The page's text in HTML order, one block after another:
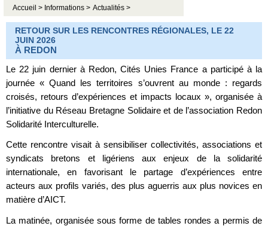
Accueil > Informations > Actualités >
RETOUR SUR LES RENCONTRES RÉGIONALES, LE 22
JUIN 2026
À REDON
Le 22 juin dernier à Redon, Cités Unies France a participé à la
journée « Quand les territoires s’ouvrent au monde : regards
croisés, retours d’expériences et impacts locaux », organisée à
l’initiative du Réseau Bretagne Solidaire et de l’association Redon
Solidarité Interculturelle.
Cette rencontre visait à sensibiliser collectivités, associations et
syndicats bretons et ligériens aux enjeux de la solidarité
internationale, en favorisant le partage d’expériences entre
acteurs aux profils variés, des plus aguerris aux plus novices en
matière d’AICT.
La matinée, organisée sous forme de tables rondes a permis de